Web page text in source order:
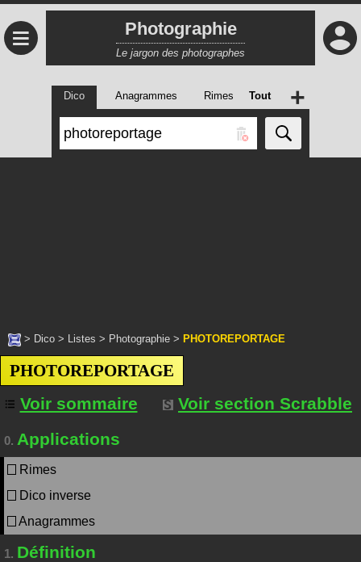
≡ Photographie
Le jargon des photographes
Dico Anagrammes Rimes Tout +
> Dico > Listes > Photographie > PHOTOREPORTAGE
PHOTOREPORTAGE
Voir sommaire
Voir section Scrabble
0. Applications
Rimes
Dico inverse
Anagrammes
1. Définition